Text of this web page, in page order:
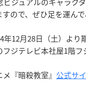
ので、ぜひ足を運んで
年12月28日（土）より
ジテレビ本社屋1階フ
『暗殺教室』 公式サ